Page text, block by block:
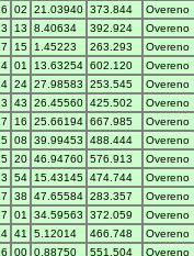
02 21.03940 373.844
Overeno
13 8.40634 392.924
Overeno
15 1.45223 263.293
Overeno
01 13.63254 602.120
Overeno
24 27.98583 253.545
Overeno
43 26.45560 425.502
Overeno
16 25.66194 667.985
Overeno
08 39.99453 488.444
Overeno
20 46.94760 576.913
Overeno
54 15.43145 474.744
Overeno
38 47.65584 283.357
Overeno
01 34.59563 372.059
Overeno
41 5.12014 466.748
Overeno
00 0.88750 551.504
Overeno